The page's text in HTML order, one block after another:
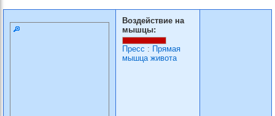
Воздействие на
мышцы:
Пресс : Прямая
мышца живота